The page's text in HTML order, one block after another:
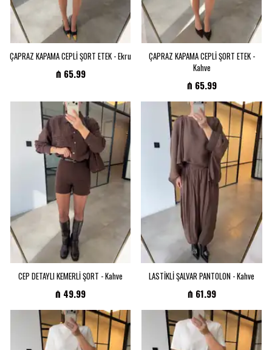
ÇAPRAZ KAPAMA CEPLİ ŞORT ETEK - Ekru
₼ 65.99
ÇAPRAZ KAPAMA CEPLİ ŞORT ETEK -
Kahve
₼ 65.99
CEP DETAYLI KEMERLİ ŞORT - Kahve
₼ 49.99
LASTİKLİ ŞALVAR PANTOLON - Kahve
₼ 61.99